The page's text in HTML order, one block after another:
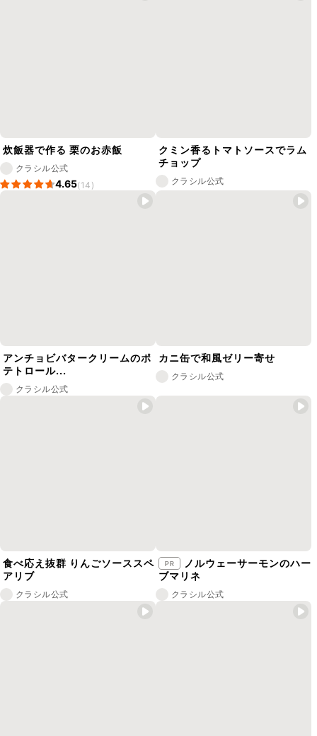
炊飯器で作る 栗のお赤飯
クラシル公式
4.65(14)
クミン香るトマトソースでラム
チョップ
クラシル公式
アンチョビバタークリームのポ
テトロール...
クラシル公式
カニ缶で和風ゼリー寄せ
クラシル公式
食べ応え抜群 りんごソーススペ
アリブ
クラシル公式
ブマリネ
クラシル公式